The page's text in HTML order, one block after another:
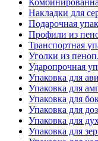
Накладки для
Подарочная
Профили из
Транспортная
Уголки из
Ударопрочная
Упаковка для
Упаковка для
Упаковка для
Упаковка для
Упаковка для
Упаковка для